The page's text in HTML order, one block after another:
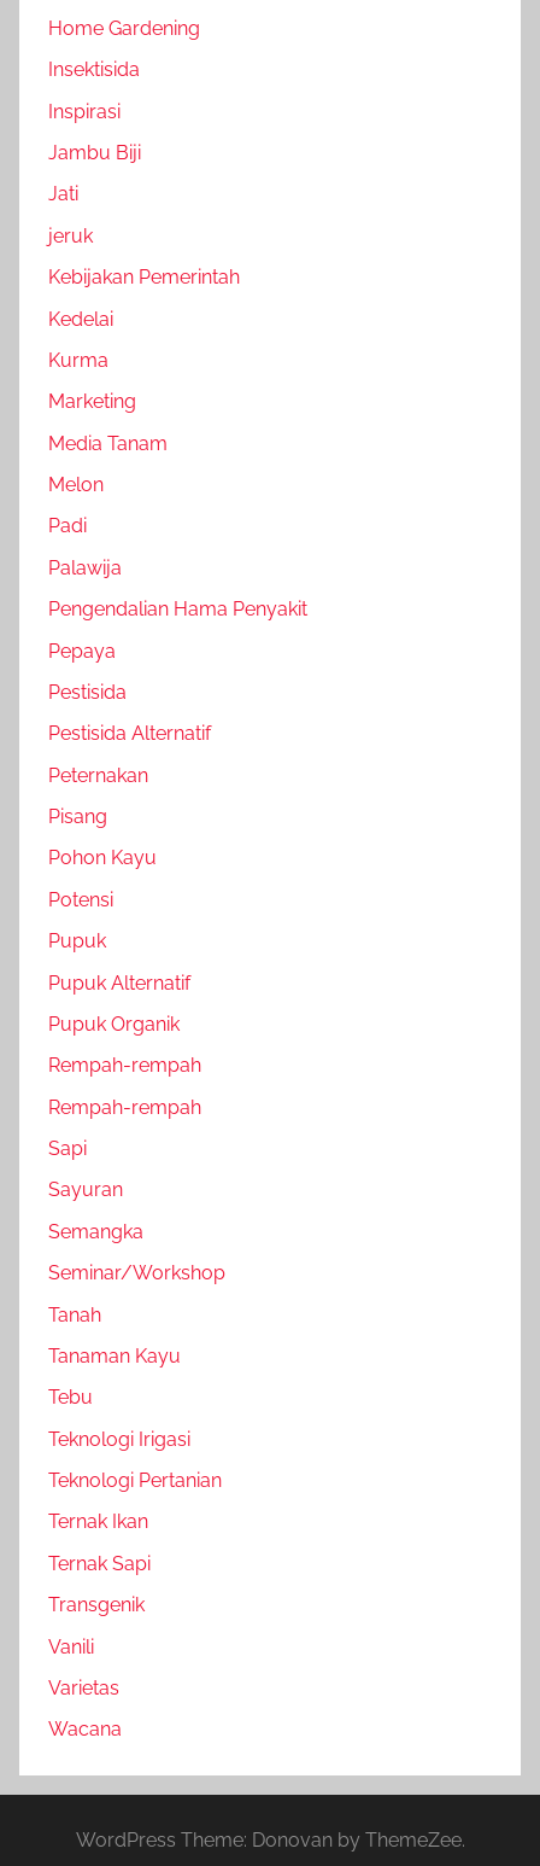
Home Gardening
Insektisida
Inspirasi
Jambu Biji
Jati
jeruk
Kebijakan Pemerintah
Kedelai
Kurma
Marketing
Media Tanam
Melon
Padi
Palawija
Pengendalian Hama Penyakit
Pepaya
Pestisida
Pestisida Alternatif
Peternakan
Pisang
Pohon Kayu
Potensi
Pupuk
Pupuk Alternatif
Pupuk Organik
Rempah-rempah
Rempah-rempah
Sapi
Sayuran
Semangka
Seminar/Workshop
Tanah
Tanaman Kayu
Tebu
Teknologi Irigasi
Teknologi Pertanian
Ternak Ikan
Ternak Sapi
Transgenik
Vanili
Varietas
Wacana
WordPress Theme: Donovan by ThemeZee.